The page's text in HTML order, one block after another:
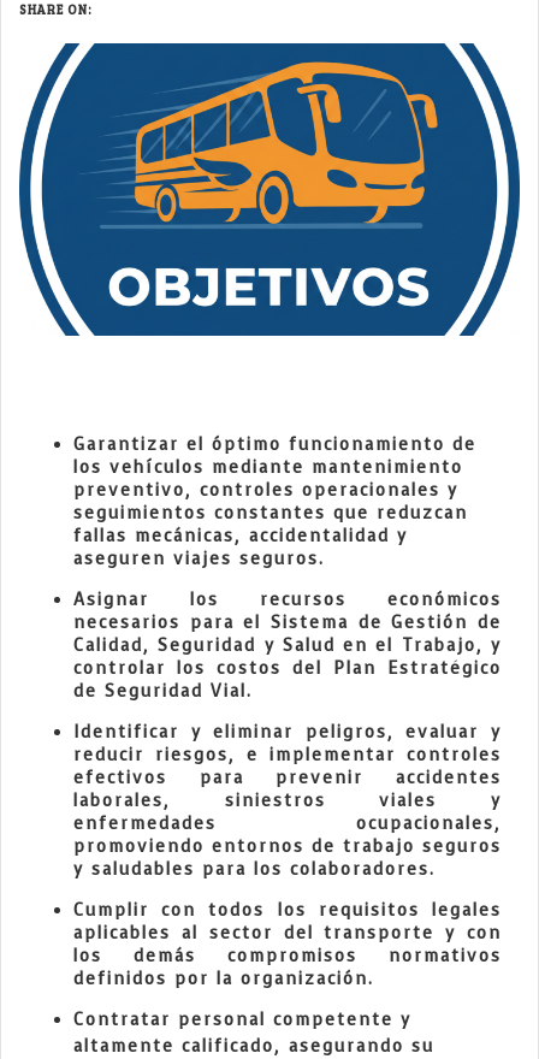
SHARE ON:
Garantizar el óptimo funcionamiento de
los vehículos mediante mantenimiento
preventivo, controles operacionales y
seguimientos constantes que reduzcan
fallas mecánicas, accidentalidad y
aseguren viajes seguros.
Asignar los recursos económicos
necesarios para el Sistema de Gestión de
Calidad, Seguridad y Salud en el Trabajo, y
controlar los costos del Plan Estratégico
de Seguridad Vial.
Identificar y eliminar peligros, evaluar y
reducir riesgos, e implementar controles
efectivos para prevenir accidentes
laborales, siniestros viales y
enfermedades ocupacionales,
promoviendo entornos de trabajo seguros
y saludables para los colaboradores.
Cumplir con todos los requisitos legales
aplicables al sector del transporte y con
los demás compromisos normativos
definidos por la organización.
Contratar personal competente y
altamente calificado, asegurando su